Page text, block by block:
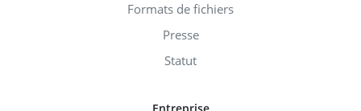
Formats de fichiers
Presse
Statut